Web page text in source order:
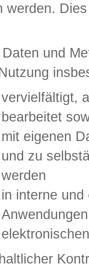
werden.
und
vervielfältigt,
bearbeitet
mit eigenen
und zu
werden
in interne